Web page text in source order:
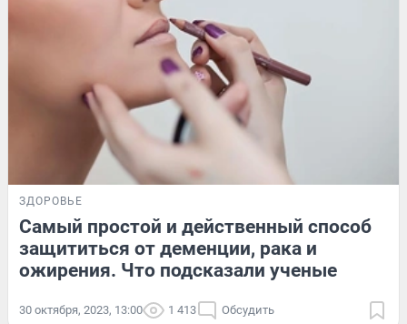
ЗДОРОВЬЕ
Самый простой и действенный способ
защититься от деменции, рака и
ожирения. Что подсказали ученые
30 октября, 2023, 13:00 1 413 Обсудить